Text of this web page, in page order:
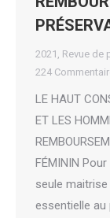
2021 Revue de
224
LE HAUT
ET LES
FÉMININ
seule
essentielle au